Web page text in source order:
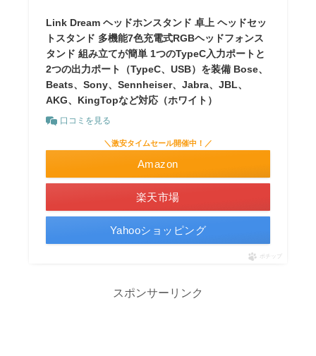
Link Dream ヘッドホンスタンド 卓上 ヘッドセッ
トスタンド 多機能7色充電式RGBヘッドフォンス
タンド 組み立てが簡単 1つのTypeC入力ポートと
2つの出力ポート（TypeC、USB）を装備 Bose、
Beats、Sony、Sennheiser、Jabra、JBL、
AKG、KingTopなど対応（ホワイト）
口コミを見る
＼激安タイムセール開催中！／
Amazon
楽天市場
Yahooショッピング
ポチップ
スポンサーリンク